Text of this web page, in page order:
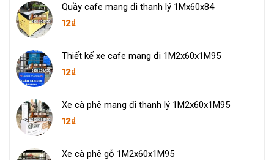
Quầy cafe mang đi thanh lý 1Mx60x84
12₫
Thiết kế xe cafe mang đi 1M2x60x1M95
12₫
Xe cà phê mang đi thanh lý 1M2x60x1M95
12₫
Xe cà phê gỗ 1M2x60x1M95